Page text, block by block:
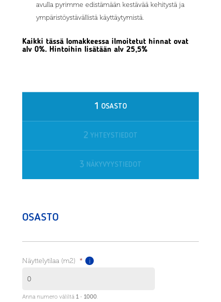
avulla pyrimme edistämään kestävää kehitystä ja
ympäristöystävällistä käyttäytymistä.
Kaikki tässä lomakkeessa ilmoitetut hinnat ovat
alv 0%. Hintoihin lisätään alv 25,5%
1 OSASTO
2 YHTEYSTIEDOT
3 NÄKYVYYSTIEDOT
OSASTO
Näyttelytilaa (m2) * !
Anna numero väliltä 1- 1000.